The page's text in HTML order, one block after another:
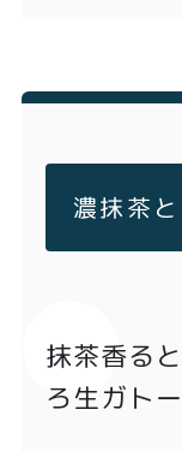
濃抹茶
抹茶香る
ろ生ガト